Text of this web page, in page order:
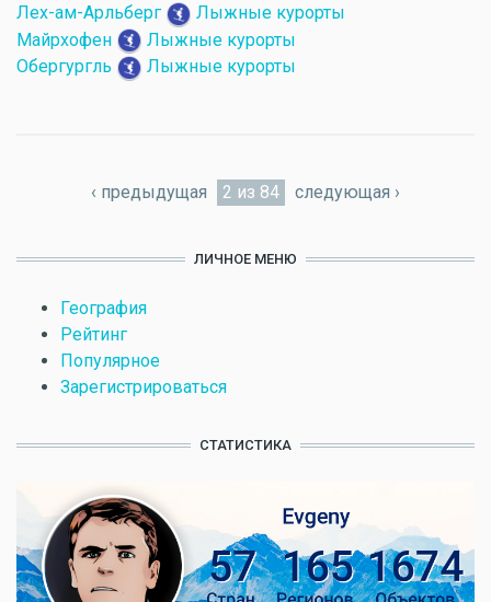
Лех-ам-Арльберг
Лыжные курорты
Майрхофен
Лыжные курорты
Обергургль
Лыжные курорты
‹ предыдущая 2 из 84 следующая ›
ЛИЧНОЕ МЕНЮ
География
Рейтинг
Популярное
Зарегистрироваться
СТАТИСТИКА